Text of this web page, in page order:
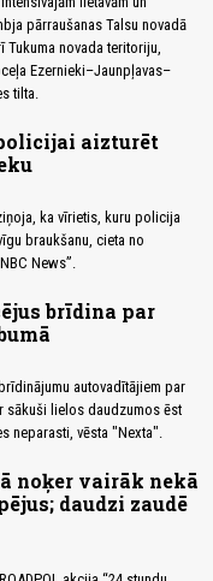
pārraušanas Talsu novadā
Tukuma novada teritoriju,
Ezernieki–Jaunpļavas–
tilta.
aizturēt
ka vīrietis, kuru policija
braukšanu, cieta no
News”.
brīdina par
autovadītājiem par
sākuši lielos daudzumos ēst
neparasti, vēsta "Nexta".
noķer vairāk nekā
daudzi zaudē